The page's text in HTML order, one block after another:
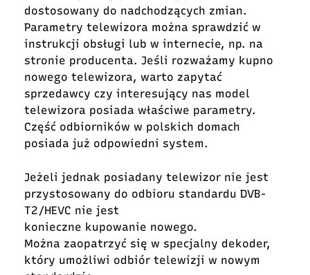
dostosowany do nadchodzących zmian.
Parametry telewizora można sprawdzić w
instrukcji obsługi lub w internecie, np. na
stronie producenta. Jeśli rozważamy kupno
nowego telewizora, warto zapytać
sprzedawcy czy interesujący nas model
telewizora posiada właściwe parametry.
Część odbiorników w polskich domach
posiada już odpowiedni system.
Jeżeli jednak posiadany telewizor nie jest
przystosowany do odbioru standardu DVB-
T2/HEVC nie jest
konieczne kupowanie nowego.
Można zaopatrzyć się w specjalny dekoder,
który umożliwi odbiór telewizji w nowym